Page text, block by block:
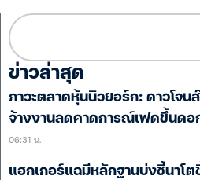
ข่าวล่าสุด
ภาวะตลาดหุ้นนิวยอร์ก: ดาวโจ
จ้างงานลดคาดการณ์เฟดขึ้นดอ
06:31 น.
แฮกเกอร์แฉมีหลักฐานบ่งชี้นาโต